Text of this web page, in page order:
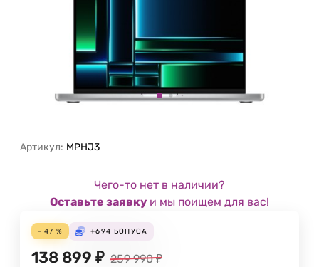
Артикул: MPHJ3
Чего-то нет в наличии?
Оставьте заявку и мы поищем для вас!
- 47 % +694 БОНУСА
138 899 ₽ 259 990 ₽